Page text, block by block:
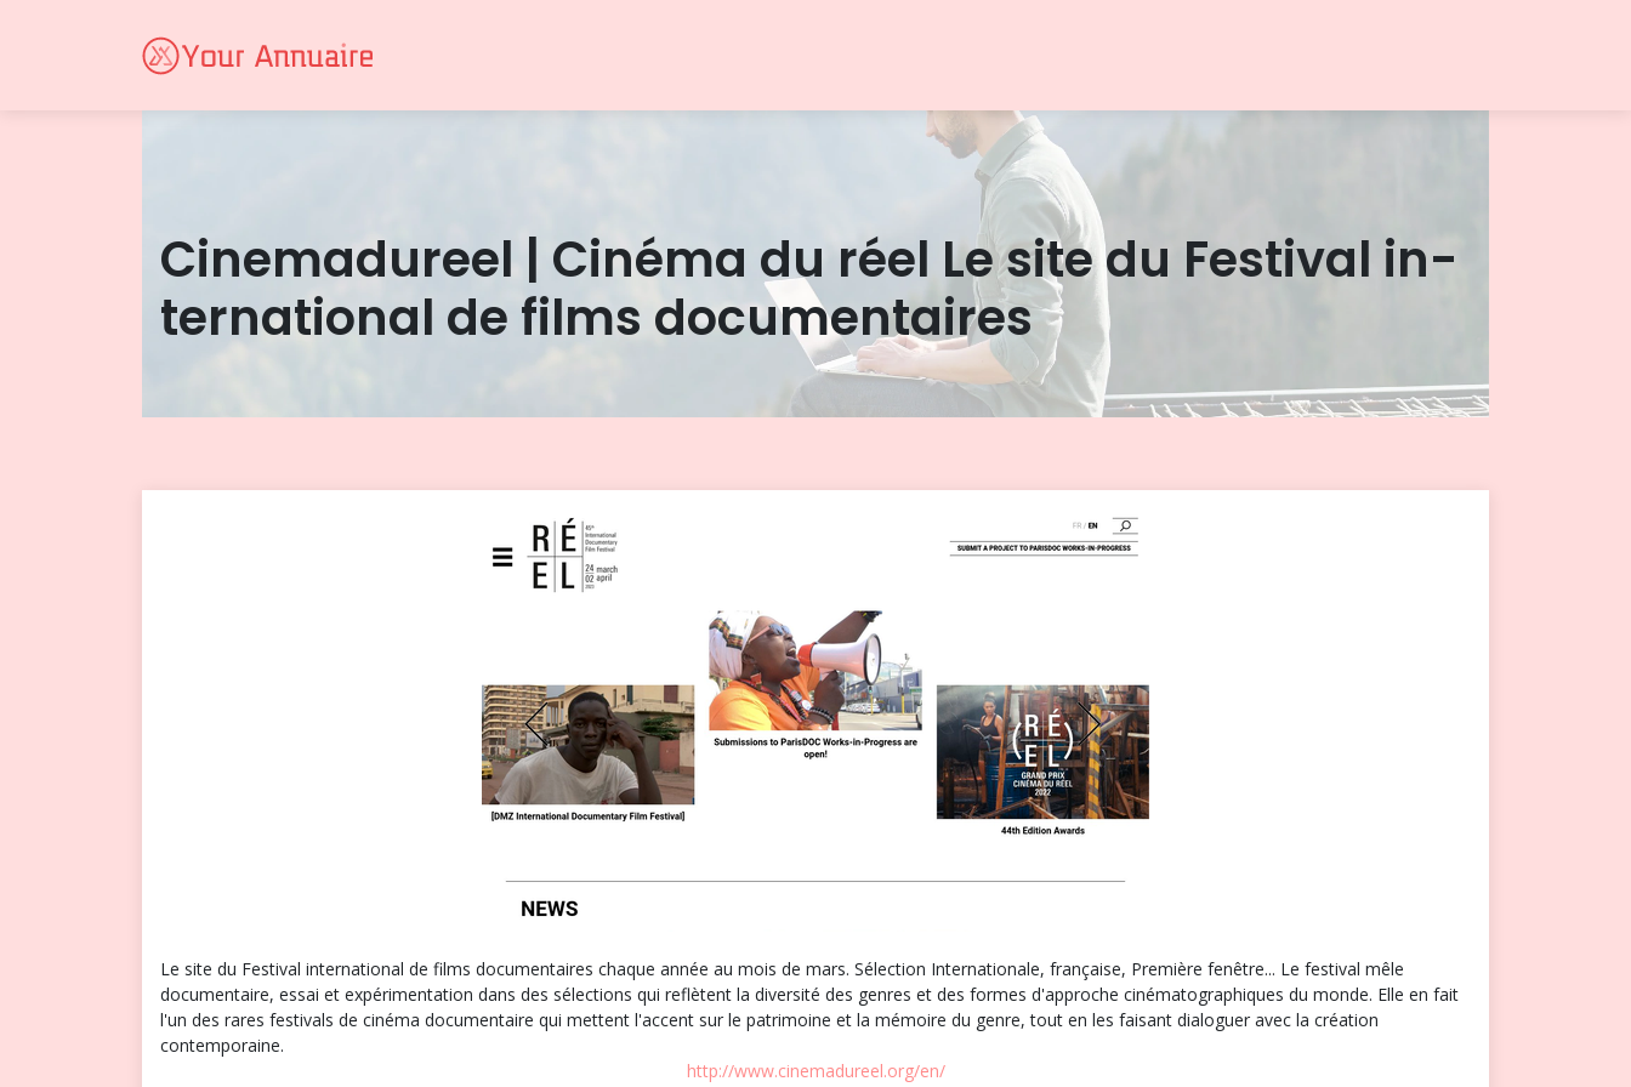
Cinemadu­reel | Cinéma du réel Le site du Festival in­
ter­natio­nal de films documen­tai­res
Le site du Festival international de films documentaires chaque année au mois de mars. Sélection Internationale, française, Première fenêtre... Le festival mêle
documentaire, essai et expérimentation dans des sélections qui reflètent la diversité des genres et des formes d'approche cinématographiques du monde. Elle en fait
l'un des rares festivals de cinéma documentaire qui mettent l'accent sur le patrimoine et la mémoire du genre, tout en les faisant dialoguer avec la création
contemporaine.
http://www.cinemadureel.org/en/